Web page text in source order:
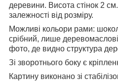
деревини. Висота стінок 2
залежності від розміру.
Можливі кольори рами:
срібний, лише
фото, де видно структура
Зі зворотнього боку є
Картину виконано зі